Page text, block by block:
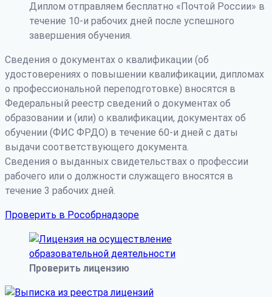
Диплом отправляем бесплатно «Почтой России» в
течение 10-и рабочих дней после успешного
завершения обучения.
Сведения о документах о квалификации (об
удостоверениях о повышении квалификации, дипломах
о профессиональной переподготовке) вносятся в
Федеральный реестр сведений о документах об
образовании и (или) о квалификации, документах об
обучении (ФИС ФРДО) в течение 60-и дней с даты
выдачи соответствующего документа.
Сведения о выданных свидетельствах о профессии
рабочего или о должности служащего вносятся в
течение 3 рабочих дней.
Проверить в Рособрнадзоре
Проверить лицензию